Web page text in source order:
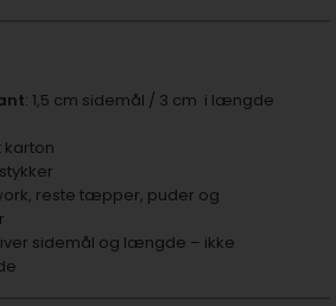
: 1,5 cm sidemål / 3 cm i længde
karton
reste tæpper, puder og
sidemål og længde – ikke